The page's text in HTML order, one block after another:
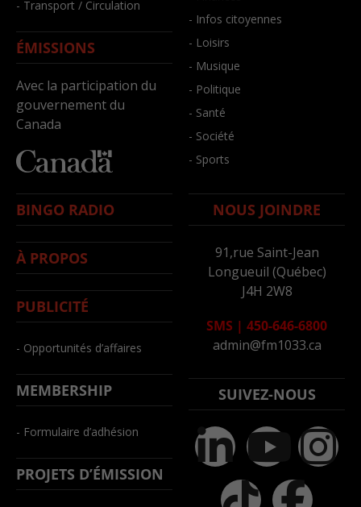
- Transport / Circulation
ÉMISSIONS
Avec la participation du
gouvernement du
Canada
- Infos citoyennes
- Loisirs
- Musique
- Politique
- Santé
- Société
- Sports
BINGO RADIO
À PROPOS
PUBLICITÉ
- Opportunités d’affaires
MEMBERSHIP
- Formulaire d’adhésion
PROJETS D’ÉMISSION
NOUS JOINDRE
91,rue Saint-Jean
Longueuil (Québec)
J4H 2W8
SMS | 450-646-6800
admin@fm1033.ca
SUIVEZ-NOUS